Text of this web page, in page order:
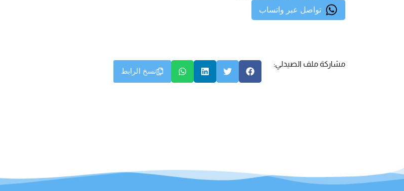
تواصل عبر واتساب
مشاركة ملف الصيدلي:
نسخ الرابط